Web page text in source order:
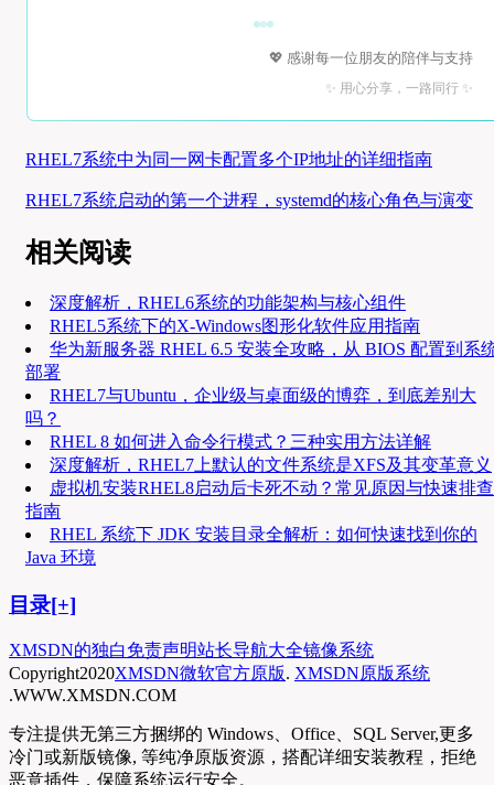
💖 感谢每一位朋友的陪伴与支持
✨ 用心分享，一路同行 ✨
RHEL7系统中为同一网卡配置多个IP地址的详细指南
RHEL7系统启动的第一个进程，systemd的核心角色与演变
相关阅读
深度解析，RHEL6系统的功能架构与核心组件
RHEL5系统下的X-Windows图形化软件应用指南
华为新服务器 RHEL 6.5 安装全攻略，从 BIOS 配置到系
部署
RHEL7与Ubuntu，企业级与桌面级的博弈，到底差别大
吗？
RHEL 8 如何进入命令行模式？三种实用方法详解
深度解析，RHEL7上默认的文件系统是XFS及其变革意义
虚拟机安装RHEL8启动后卡死不动？常见原因与快速排查
指南
RHEL 系统下 JDK 安装目录全解析：如何快速找到你的
Java 环境
目录[+]
XMSDN的独白免责声明站长导航大全镜像系统
Copyright2020XMSDN微软官方原版. XMSDN原版系统
.WWW.XMSDN.COM
专注提供无第三方捆绑的 Windows、Office、SQL Server,更多
冷门或新版镜像, 等纯净原版资源，搭配详细安装教程，拒绝
恶意插件，保障系统运行安全。